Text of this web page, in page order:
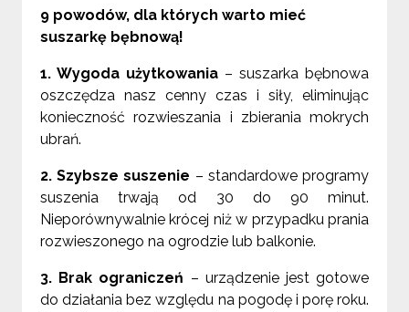
9 powodów, dla których warto mieć
suszarkę bębnową!
1. Wygoda użytkowania – suszarka bębnowa
oszczędza nasz cenny czas i siły, eliminując
konieczność rozwieszania i zbierania mokrych
ubrań.
2. Szybsze suszenie – standardowe programy
suszenia trwają od 30 do 90 minut.
Nieporównywalnie krócej niż w przypadku prania
rozwieszonego na ogrodzie lub balkonie.
3. Brak ograniczeń – urządzenie jest gotowe
do działania bez względu na pogodę i porę roku.